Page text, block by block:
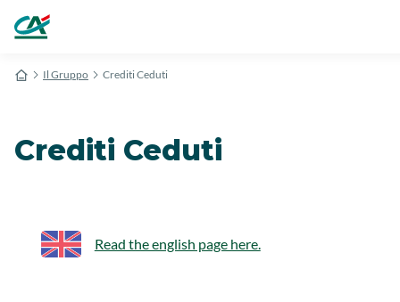
Il Gruppo Crediti Ceduti
Crediti Ceduti
Read the english page here.